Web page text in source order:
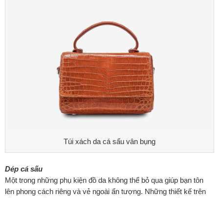
Túi xách da cá sấu vân bụng
Dép cá sấu
Một trong những phụ kiện đồ da không thể bỏ qua giúp bạn tôn
lên phong cách riêng và vẻ ngoài ấn tượng. Những thiết kế trên